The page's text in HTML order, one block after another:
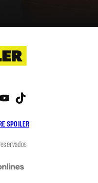
SPOILER
X YouTube